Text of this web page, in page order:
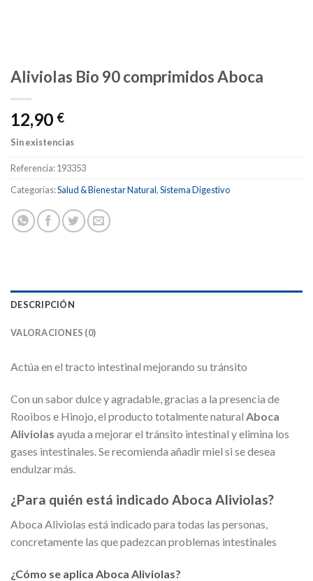
Aliviolas Bio 90 comprimidos Aboca
12,90 €
Sin existencias
Referencia:193353
Categorías:Salud & Bienestar Natural,Sistema Digestivo
DESCRIPCIÓN
VALORACIONES (0)
Actúa en el tracto intestinal mejorando su tránsito
Con un sabor dulce y agradable, gracias a la presencia de
Rooibos e Hinojo, el producto totalmente natural Aboca
Aliviolas ayuda a mejorar el tránsito intestinal y elimina los
gases intestinales. Se recomienda añadir miel si se desea
endulzar más.
¿Para quién está indicado Aboca Aliviolas?
Aboca Aliviolas está indicado para todas las personas,
concretamente las que padezcan problemas intestinales
¿Cómo se aplica Aboca Aliviolas?